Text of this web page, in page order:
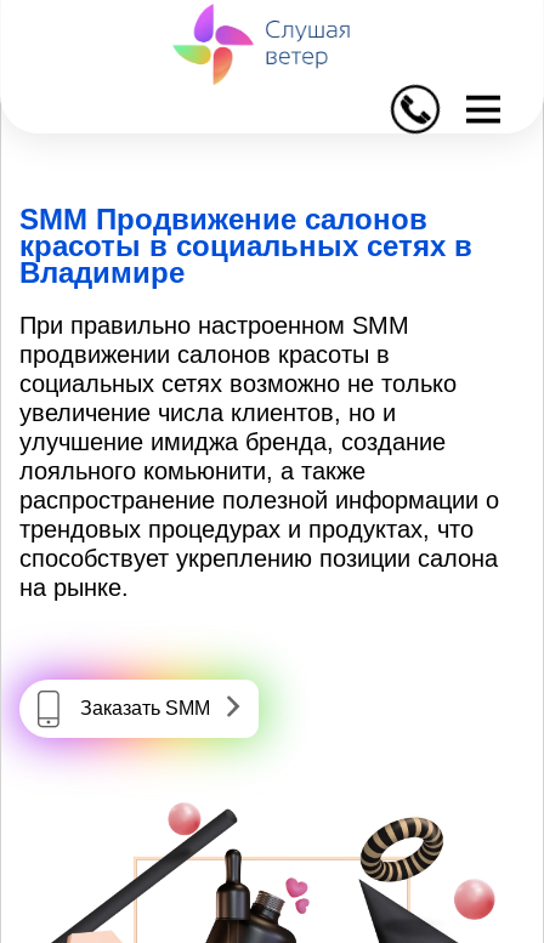
I
SMM Продвижение салонов
красоты в социальных сетях в
Владимире
При правильно настроенном SMM
продвижении салонов красоты в
социальных сетях возможно не только
увеличение числа клиентов, но и
улучшение имиджа бренда, создание
лояльного комьюнити, а также
распространение полезной информации о
трендовых процедурах и продуктах, что
способствует укреплению позиции салона
на рынке.
Заказать SMM